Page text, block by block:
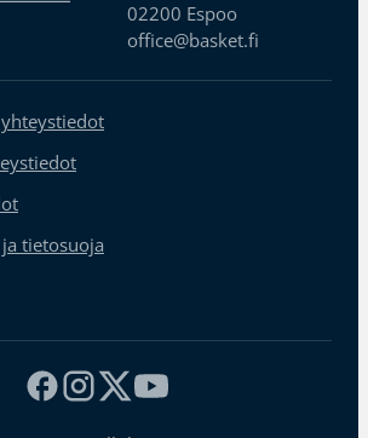
02200 Espoo
office@basket.fi
tietosuoja